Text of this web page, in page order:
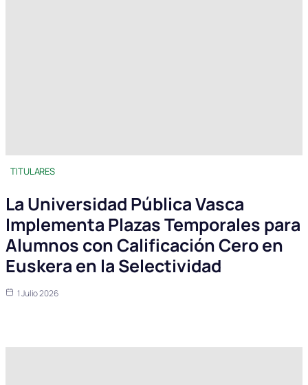
TITULARES
La Universidad Pública Vasca
Implementa Plazas Temporales para
Alumnos con Calificación Cero en
Euskera en la Selectividad
1 Julio 2026